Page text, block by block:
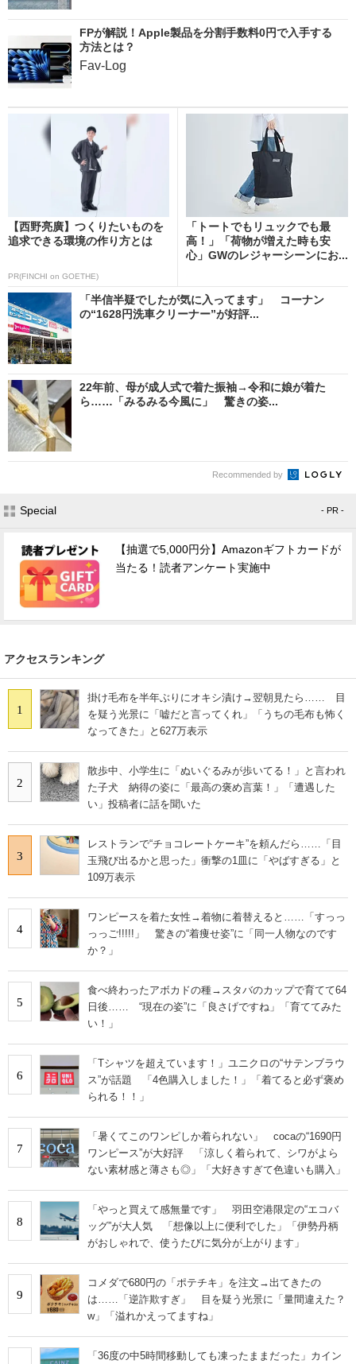
FPが解説！Apple製品を分割手数料0円で入手する
方法とは？
Fav-Log
【西野亮廣】つくりたいものを
追求できる環境の作り方とは
PR(FINCHI on GOETHE)
「トートでもリュックでも最
高！」「荷物が増えた時も安
心」GWのレジャーシーンにお...
「半信半疑でしたが気に入ってます」 コーナン
の“1628円洗車クリーナー”が好評...
22年前、母が成人式で着た振袖→令和に娘が着た
ら……「みるみる今風に」 驚きの姿...
Recommended by
Special - PR -
【抽選で5,000円分】Amazonギフトカードが
当たる！読者アンケート実施中
アクセスランキング
1
掛け毛布を半年ぶりにオキシ漬け→翌朝見たら…… 目
を疑う光景に「嘘だと言ってくれ」「うちの毛布も怖く
なってきた」と627万表示
2
散歩中、小学生に「ぬいぐるみが歩いてる！」と言われ
た子犬 納得の姿に「最高の褒め言葉！」「遭遇した
い」投稿者に話を聞いた
3
レストランで“チョコレートケーキ”を頼んだら……「目
玉飛び出るかと思った」衝撃の1皿に「やばすぎる」と
109万表示
4
ワンピースを着た女性→着物に着替えると……「すっっ
っっご!!!!!」 驚きの“着痩せ姿”に「同一人物なのです
か？」
5
食べ終わったアボカドの種→スタバのカップで育てて64
日後…… “現在の姿”に「良さげですね」「育ててみた
い！」
6
「Tシャツを超えています！」ユニクロの“サテンブラウ
ス”が話題 「4色購入しました！」「着てると必ず褒め
られる！！」
7
「暑くてこのワンピしか着られない」 cocaの“1690円
ワンピース”が大好評 「涼しく着られて、シワがよら
ない素材感と薄さも◎」「大好きすぎて色違いも購入」
8
「やっと買えて感無量です」 羽田空港限定の“エコバ
ッグ”が大人気 「想像以上に便利でした」「伊勢丹柄
がおしゃれで、使うたびに気分が上がります」
9
コメダで680円の「ポテチキ」を注文→出てきたの
は……「逆詐欺すぎ」 目を疑う光景に「量間違えた？
w」「溢れかえってますね」
「36度の中5時間移動しても凍ったままだった」カイン